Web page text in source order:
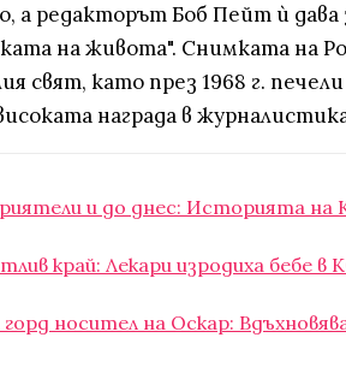
а редакторът Боб Пейт ѝ
на живота". Снимката на
свят, като през 1968 г.
награда в
и до днес: Историята на
край: Лекари изродиха бебе
носител на Оскар: